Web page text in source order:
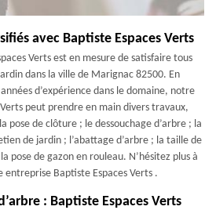
avec Baptiste Espaces Verts
Verts est en mesure de satisfaire tous
dans la ville de Marignac 82500. En
d’expérience dans le domaine, notre
peut prendre en main divers travaux,
pose de clôture ; le dessouchage d’arbre ; la
de jardin ; l’abattage d’arbre ; la taille de
pose de gazon en rouleau. N’hésitez plus à
Baptiste Espaces Verts .
: Baptiste Espaces Verts